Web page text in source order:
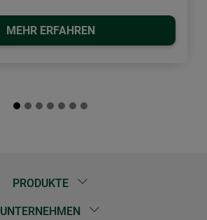
MEHR ERFAHREN
PRODUKTE
UNTERNEHMEN